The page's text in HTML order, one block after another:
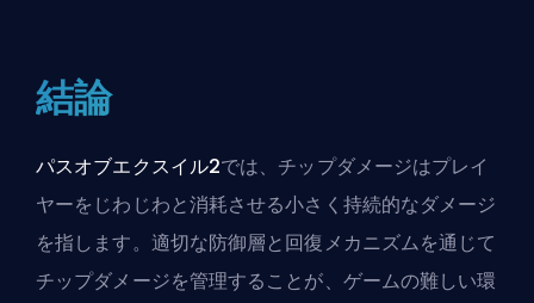
結論
パスオブエクスイル2では、チップダメージはプレイ
ヤーをじわじわと消耗させる小さく持続的なダメージ
を指します。適切な防御層と回復メカニズムを通じて
チップダメージを管理することが、ゲームの難しい環